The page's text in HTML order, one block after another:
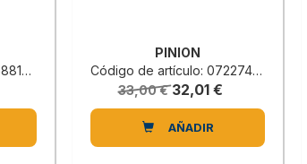
PINION
Código de artículo: 0722740030B
33,00 € 32,01 €
AÑADIR